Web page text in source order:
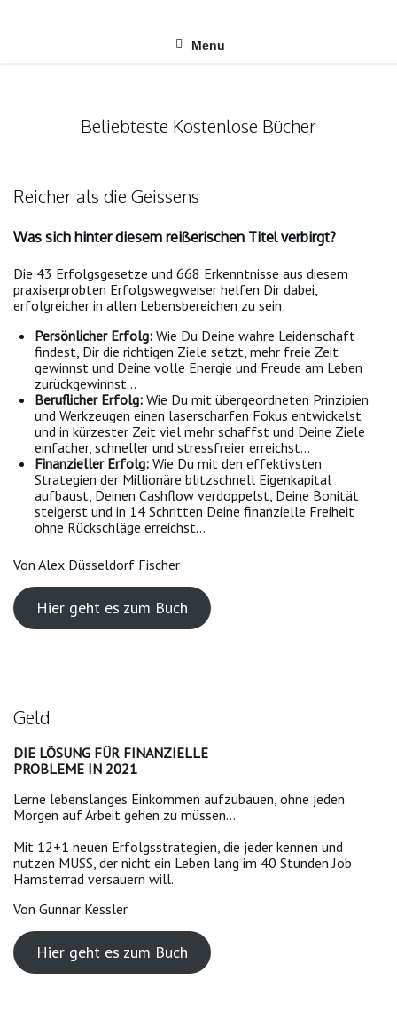
Menu
Beliebteste Kostenlose Bücher
Reicher als die Geissens
Was sich hinter diesem reißerischen Titel verbirgt?
Die 43 Erfolgsgesetze und 668 Erkenntnisse aus diesem
praxiserprobten Erfolgswegweiser helfen Dir dabei,
erfolgreicher in allen Lebensbereichen zu sein:
Persönlicher Erfolg: Wie Du Deine wahre Leidenschaft
findest, Dir die richtigen Ziele setzt, mehr freie Zeit
gewinnst und Deine volle Energie und Freude am Leben
zurückgewinnst…
Beruflicher Erfolg: Wie Du mit übergeordneten Prinzipien
und Werkzeugen einen laserscharfen Fokus entwickelst
und in kürzester Zeit viel mehr schaffst und Deine Ziele
einfacher, schneller und stressfreier erreichst…
Finanzieller Erfolg: Wie Du mit den effektivsten
Strategien der Millionäre blitzschnell Eigenkapital
aufbaust, Deinen Cashflow verdoppelst, Deine Bonität
steigerst und in 14 Schritten Deine finanzielle Freiheit
ohne Rückschläge erreichst…
Von Alex Düsseldorf Fischer
Hier geht es zum Buch
Geld
DIE LÖSUNG FÜR FINANZIELLE
PROBLEME IN 2021
Lerne lebenslanges Einkommen aufzubauen, ohne jeden
Morgen auf Arbeit gehen zu müssen…
Mit 12+1 neuen Erfolgsstrategien, die jeder kennen und
nutzen MUSS, der nicht ein Leben lang im 40 Stunden Job
Hamsterrad versauern will.
Von Gunnar Kessler
Hier geht es zum Buch